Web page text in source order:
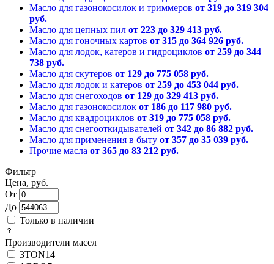
Масло для газонокосилок и триммеров от 319 до 319 304
руб.
Масло для цепных пил от 223 до 329 413 руб.
Масло для гоночных картов от 315 до 364 926 руб.
Масло для лодок, катеров и гидроциклов от 259 до 344
738 руб.
Масло для скутеров от 129 до 775 058 руб.
Масло для лодок и катеров от 259 до 453 044 руб.
Масло для снегоходов от 129 до 329 413 руб.
Масло для газонокосилок от 186 до 117 980 руб.
Масло для квадроциклов от 319 до 775 058 руб.
Масло для снегооткидывателей от 342 до 86 882 руб.
Масло для применения в быту от 357 до 35 039 руб.
Прочие масла от 365 до 83 212 руб.
Фильтр
Цена, руб.
От
До
Только в наличии
Производители масел
3TON14